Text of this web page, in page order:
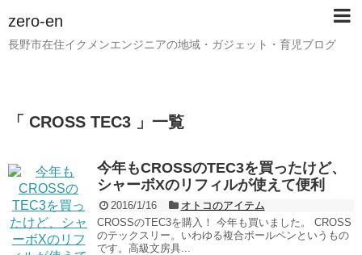
zero-en
長野市在住イクメンエンジニアの地域・ガジェット・育児ブログ
「 CROSS TEC3 」一覧
今年もCROSSのTEC3を買ったけど、
シャーボXのリフィルが使えて便利
2016/1/16
オトコのアイテム
CROSSのTEC3を購入！ 今年も買いました。 CROSS
のテックスリー。いわゆる複合ボールペンというもの
です。高級文房具...